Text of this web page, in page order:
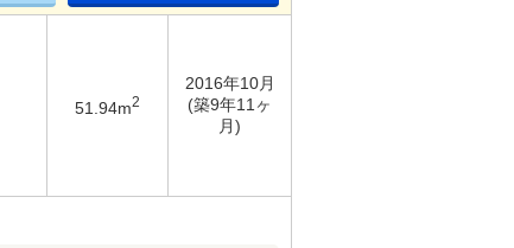
51.94m2
2016年10月
(築9年11ヶ
月)